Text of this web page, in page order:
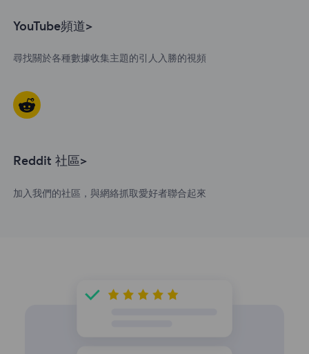
YouTube頻道>
尋找關於各種數據收集主題的引人入勝的視頻
Reddit 社區>
加入我們的社區，與網絡抓取愛好者聯合起來